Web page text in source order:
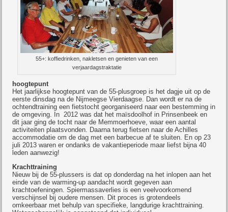
55+: koffiedrinken, nakletsen en genieten van een
verjaardagstraktatie
hoogtepunt
Het jaarlijkse hoogtepunt van de 55-plusgroep is het dagje uit op de
eerste dinsdag na de Nijmeegse Vierdaagse. Dan wordt er na de
ochtendtraining een fietstocht georganiseerd naar een bestemming in
de omgeving. In 2012 was dat het maïsdoolhof in Prinsenbeek en
dit jaar ging de tocht naar de Memmoerhoeve, waar een aantal
activiteiten plaatsvonden. Daarna terug fietsen naar de Achilles
accommodatie om de dag met een barbecue af te sluiten. En op 23
juli 2013 waren er ondanks de vakantieperiode maar liefst bijna 40
leden aanwezig!
Krachttraining
Nieuw bij de 55-plussers is dat op donderdag na het inlopen aan het
einde van de warming-up aandacht wordt gegeven aan
krachtoefeningen. Spiermassaverlies is een veelvoorkomend
verschijnsel bij oudere mensen. Dit proces is grotendeels
omkeerbaar met behulp van specifieke, langdurige krachttraining.